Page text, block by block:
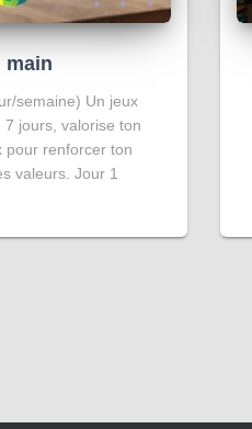
main
semaine) Un jeux
jours, valorise ton
pour renforcer ton
valeurs. Jour 1